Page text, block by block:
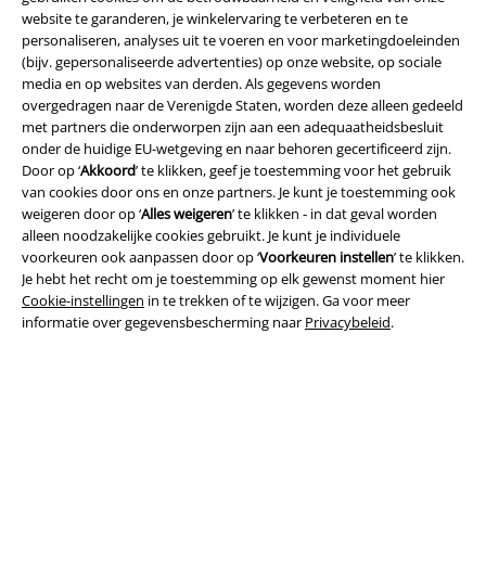
website te garanderen, je winkelervaring te verbeteren en te
personaliseren, analyses uit te voeren en voor marketingdoeleinden
(bijv. gepersonaliseerde advertenties) op onze website, op sociale
media en op websites van derden. Als gegevens worden
overgedragen naar de Verenigde Staten, worden deze alleen gedeeld
met partners die onderworpen zijn aan een adequaatheidsbesluit
onder de huidige EU-wetgeving en naar behoren gecertificeerd zijn.
Door op ‘Akkoord’ te klikken, geef je toestemming voor het gebruik
van cookies door ons en onze partners. Je kunt je toestemming ook
weigeren door op ‘Alles weigeren’ te klikken - in dat geval worden
alleen noodzakelijke cookies gebruikt. Je kunt je individuele
voorkeuren ook aanpassen door op ‘Voorkeuren instellen’ te klikken.
Je hebt het recht om je toestemming op elk gewenst moment hier
Cookie-instellingen in te trekken of te wijzigen. Ga voor meer
informatie over gegevensbescherming naar Privacybeleid.
Legal
Algemene Voorwaarden
Bedrijfsgegevens